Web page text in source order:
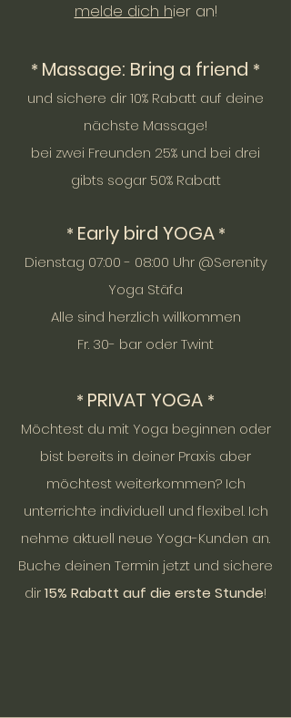
melde dich hier an!
* Massage: Bring a friend *
und sichere dir 10% Rabatt auf deine
nächste Massage!
bei zwei Freunden 25% und bei drei
gibts sogar 50% Rabatt
* Early bird YOGA*
Dienstag 07:00 - 08:00 Uhr @Serenity
Yoga Stäfa
Alle sind herzlich willkommen
Fr. 30- bar oder Twint
* PRIVAT YOGA *
Möchtest du mit Yoga beginnen oder
bist bereits in deiner Praxis aber
möchtest weiterkommen? Ich
unterrichte individuell und flexibel. Ich
nehme aktuell neue Yoga-Kunden an.
Buche deinen Termin jetzt und sichere
dir15% Rabatt auf die erste Stunde!